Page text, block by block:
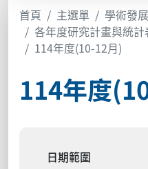
首頁 主選單
學術發
各年度研究計畫與統計
114年度(10-12月)
114年度
日期範圍